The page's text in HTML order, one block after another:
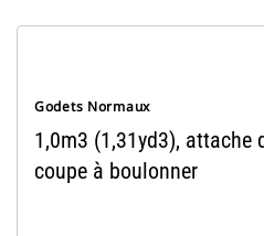
Godets Normaux
1,0m3 (1,31yd3), attache
coupe à boulonner